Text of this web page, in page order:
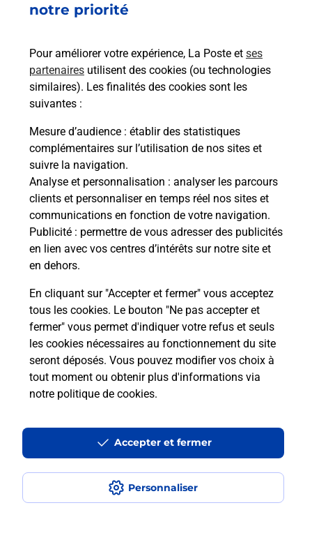
notre priorité
Pour améliorer votre expérience, La Poste et ses
partenaires utilisent des cookies (ou technologies
similaires). Les finalités des cookies sont les
suivantes :
Mesure d’audience : établir des statistiques
complémentaires sur l’utilisation de nos sites et
suivre la navigation.
Analyse et personnalisation : analyser les parcours
clients et personnaliser en temps réel nos sites et
communications en fonction de votre navigation.
Publicité : permettre de vous adresser des publicités
en lien avec vos centres d’intérêts sur notre site et
en dehors.
En cliquant sur "Accepter et fermer" vous acceptez
tous les cookies. Le bouton "Ne pas accepter et
fermer" vous permet d'indiquer votre refus et seuls
les cookies nécessaires au fonctionnement du site
seront déposés. Vous pouvez modifier vos choix à
tout moment ou obtenir plus d'informations via
notre politique de cookies.
Personnaliser
Accepter et fermer
posées
La téléassistance classique avec
médaillon d’alarme qu’est ce que
c’est ?
Comment fonctionne la
téléassistance classique ?
Comment est installée la
téléassistance classique ?
Localiser Liste
Liste - téléassistance
Allier - téléassistance
Lurcy Levis - téléassistance
Accessibilité : partiellement conforme
Conditions contractuelles
Mentions légales